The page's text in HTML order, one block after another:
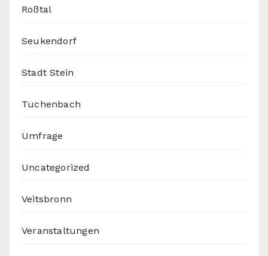
Roßtal
Seukendorf
Stadt Stein
Tuchenbach
Umfrage
Uncategorized
Veitsbronn
Veranstaltungen